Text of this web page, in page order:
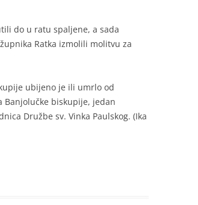
do u ratu spaljene, a sada
Ratka izmolili molitvu za
ubijeno je ili umrlo od
Banjolučke biskupije, jedan
Družbe sv. Vinka Paulskog. (Ika